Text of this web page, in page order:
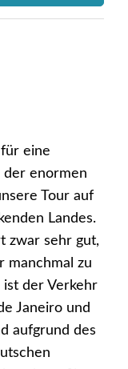
eine
der enormen
Tour auf
Landes.
zwar sehr gut,
manchmal zu
der Verkehr
Janeiro und
aufgrund des